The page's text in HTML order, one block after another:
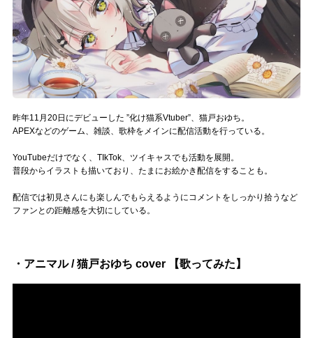
muevoコミュニティ
ぶいクラ！by muevo
ぶいコミュ！by muevo
Follow us
昨年11月20日にデビューした ”化け猫系Vtuber”、猫戸おゆち。
APEXなどのゲーム、雑談、歌枠をメインに配信活動を行っている。
YouTubeだけでなく、TIkTok、ツイキャスでも活動を展開。
普段からイラストも描いており、たまにお絵かき配信をすることも。
配信では初見さんにも楽しんでもらえるようにコメントをしっかり拾うなど
ファンとの距離感を大切にしている。
・アニマル / 猫戸おゆち cover 【歌ってみた】